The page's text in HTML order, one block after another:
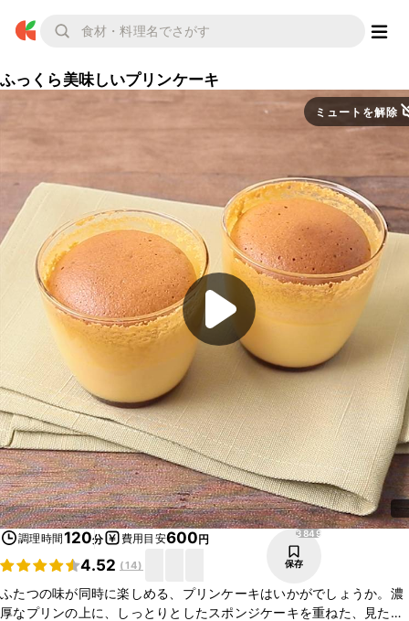
ふっくら美味しいプリンケーキ
ミュートを解除
調理時間120分 費用目安600円
4.52 (14)
3849
保存
ふたつの味が同時に楽しめる、プリンケーキはいかがでしょうか。濃
厚なプリンの上に、しっとりとしたスポンジケーキを重ねた、見た目